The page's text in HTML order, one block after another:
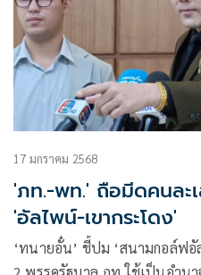
17 มกราคม 2568
'ภท.-พท.' ถือมีดคนละ
'อัลไพน์-เขากระโดง'
‘ทนายอั๋น’ ชี้ปม ‘สนามกอล์ฟอั